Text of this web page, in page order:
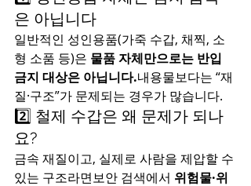
은 아닙니다
일반적인 성인용품(가죽 수갑, 채찍, 소
형 소품 등)은 물품 자체만으로는 반입
금지 대상은 아닙니다.내용물보다는 “재
질·구조”가 문제되는 경우가 많습니다.
2️⃣ 철제 수갑은 왜 문제가 되나
요?
금속 재질이고, 실제로 사람을 제압할 수
있는 구조라면보안 검색에서 위험물·위